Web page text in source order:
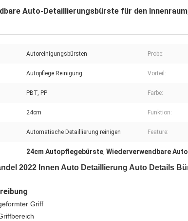
Auto-Detaillierungsbürste für den
Autoreinigungsbürsten Probe:
Autopflege Reinigung Vorteil:
PBT, PP Farbe:
24cm Funktion:
Automatische Detaillierung reinigen Feature:
24cm Autopflegebürste, Wiederverwendbare
2022 Innen Auto Detaillierung Auto Details
Griff